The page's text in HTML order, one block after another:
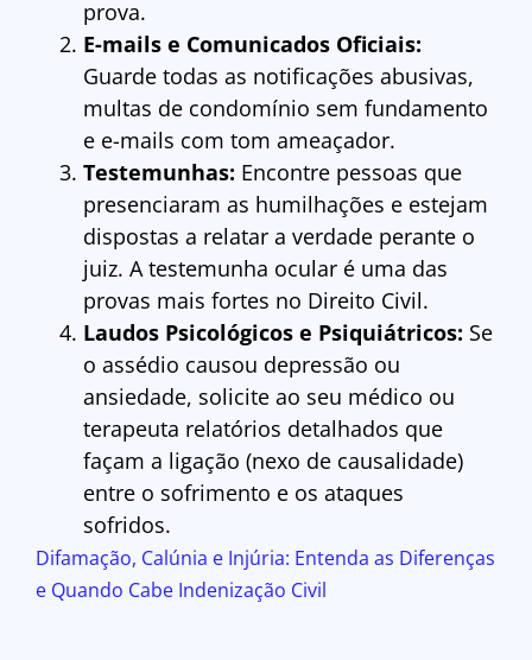
prova.
E-mails e Comunicados Oficiais:
Guarde todas as notificações abusivas,
multas de condomínio sem fundamento
e e-mails com tom ameaçador.
Testemunhas: Encontre pessoas que
presenciaram as humilhações e estejam
dispostas a relatar a verdade perante o
juiz. A testemunha ocular é uma das
provas mais fortes no Direito Civil.
Laudos Psicológicos e Psiquiátricos: Se
o assédio causou depressão ou
ansiedade, solicite ao seu médico ou
terapeuta relatórios detalhados que
façam a ligação (nexo de causalidade)
entre o sofrimento e os ataques
sofridos.
Difamação, Calúnia e Injúria: Entenda as Diferenças
e Quando Cabe Indenização Civil